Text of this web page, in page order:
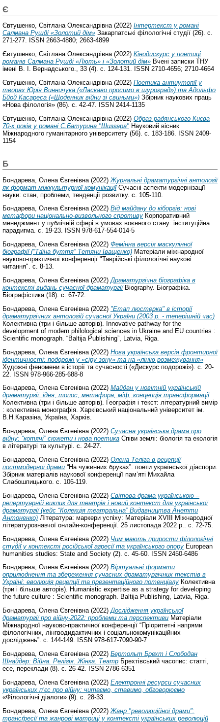
Є
Євтушенко, Світлана Олександрівна(2022) Інтертекст у романі
Салмана Рушді «Золотий дім» Закарпатські філологічні студії (26). с.
271-277. ISSN 2663-4880; 2663-4899
Євтушенко, Світлана Олександрівна(2022) Кінодискурс у поетиці
романів Салмана Рушді «Лють» і «Золотий дім» Вчені записки ТНУ
імені В. І. Вернадського., 33 (4). с. 124-131. ISSN 2710-4656; 2710-4664
Євтушенко, Світлана Олександрівна(2022) Поетика антиутопії у
творах Юрія Винничука («Ласкаво просимо в щуроград») та Адольфо
Бйой Касареса («Щоденник війни зі свиньми») Збірник наукових праць
«Нова філологія» (86). с. 42-47. ISSN 2414-1135
Євтушенко, Світлана Олександрівна (2022) Образ радянського Києва
70-х років у романі С.Батурина "Шизгара" Науковий вісник
Міжнародного гуманітарного університету (56). с. 183-186. ISSN 2409-
1154
Б
Бондарева, Олена Євгенівна (2022) Журнальні драматургічні антології
як формат міжкультурної комунікаціїСучасні аспекти модернізації
науки: стан, проблеми, тенденції розвитку. с. 105-110.
Бондарева, Олена Євгенівна(2022) Від майдану до кіборгів: нові
метафори національно-визвольного спротиву Корпоративний
менеджмент у публічній сфері в умовах воєнного стану: інституційна
парадигма. с. 19-23. ISSN 978-617-554-014-5
Бондарева, Олена Євгенівна(2022) Фемінна версія маскулінної
біографії (“Таїна буття” Тетяни Іващенко) Матеріали міжнародної
науково-практичної конференції "Таврійські філологічні наукові
читання". с. 8-13.
Бондарева, Олена Євгенівна(2022)Драматургічна біографіка в
контексті видань сучасної драматургіїBiography. Біографіка.
Біографістика (18). с. 67-72.
Бондарева, Олена Євгенівна (2022) "Етап люстерка" в історії
драматургічних антологій сучасної України (2003 р. - теперішній час)
Колективна (три і більше авторів). Innovative pathway for the
development of modern philological sciences in Ukraine and EU countries :
Scientific monograph. “Baltija Publishing”, Latvia, Riga.
Бондарева, Олена Євгенівна (2022) Нова українська версія фронтирної
ідентичності: подорожі у «сіру зону» та на «лінію розмежування»
Художні феномени в історії та сучасності («Дискурс подорожі»). с. 20-
22. ISSN 978-966-285-688-8
Бондарева, Олена Євгенівна(2022) Майдан у новітній українській
драматургії: ідея, топос, метафора, міф, концепція трансформації
Колективна (три і більше авторів). Географія і текст: літературний вимір
: колективна монографія. Харківський національний університет ім.
В.Н.Каразіна, Україна, Харків.
Бондарева, Олена Євгенівна(2022) Сучасна українська драма про
війну: “котячі” сюжети і нова поетика Співи землі: біологія та екологія
в літературі та культурі. с. 24-27.
Бондарева, Олена Євгенівна(2022) Олена Теліга в рецепції
постмодерної драми “На чужинних бруках”: поети української діаспори.
Збірник матеріалів наукової конференції пам’яті Михайла
Слабошпицького. с. 106-119.
Бондарева, Олена Євгенівна (2022) Світова драма українською –
репертуарній виклик для театрів і новий контекст для української
драматургії (кейс “Колекція театральна” Видавництва Анетти
Антоненко) Література: маркери успіху: Матеріали XVIII Міжнародної
літературознавчої онлайн-конференції. 25 листопада 2022 р.. с. 72-75.
Бондарева, Олена Євгенівна (2022) Чим мають прирости філологічні
студії у контексті російської агресії та українського опору European
humanities studies: State and Society (2). с. 45-60. ISSN 2450-6486
Бондарева, Олена Євгенівна(2022) Віртуальні формати
оприлюднення та збереження сучасних драматургічних текстів в
Україні: еволюція рецепції та презентаційного потенціалу Колективна
(три і більше авторів). Humanistic expertise as a strategy for developing
the future culture : Scientific monograph. Baltija Publishing, Latvia, Riga.
Бондарева, Олена Євгенівна(2022)Дослідження української
драматургії про війну-2022: проблеми та перспективи Матеріали
Міжнародної науково-практичної конференції “Пріоритетні напрями
філологічних, лінгводидактичних і соціальнокомунікаційних
досліджень”. с. 144-149. ISSN 978-617-7090-90-7
Бондарева, Олена Євгенівна(2022) Бертольт Брехт і Слободан
Шнайдер: Війна. Релігія. Жінка. Театр Брехтівський часопис: статті,
есе, переклади (8). с. 26-42. ISSN 2786-6351
Бондарева, Олена Євгенівна (2022) Електронні ресурси сучасних
українських п’єс про війну: читаємо, ставимо, обговорюємо
«Філологічні діалоги» (9). с. 28-33.
Бондарева, Олена Євгенівна (2022) Жанр "революційної драми":
трансґресії та жанрові матриці у контексті українських революцій